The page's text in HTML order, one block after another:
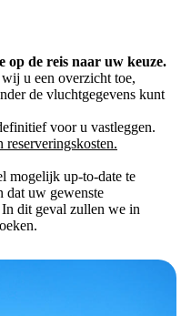
op de reis naar uw keuze.
u een overzicht toe,
de vluchtgegevens kunt
voor u vastleggen.
reserveringskosten.
mogelijk up-to-date te
dat uw gewenste
dit geval zullen we in